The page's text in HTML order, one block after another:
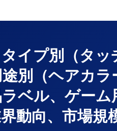
イプ別（タ
途別（ヘアカ
ベル、ゲー
動向、市場規